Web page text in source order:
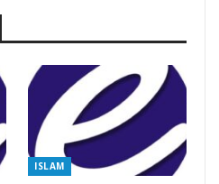
ISLAM